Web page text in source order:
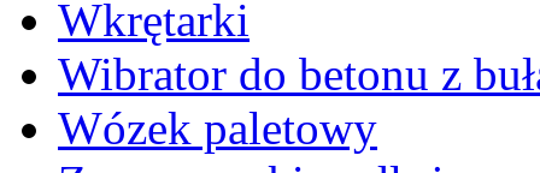
Wkrętarki
Wibrator do betonu z
Wózek paletowy